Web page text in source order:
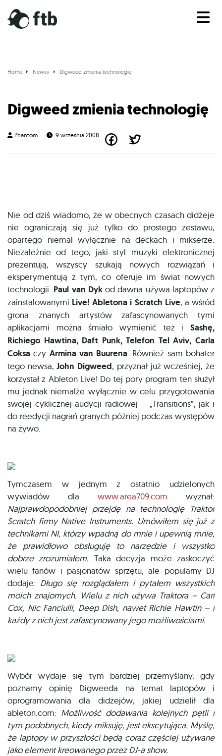
Home Newsy Digweed zmienia technologię
Digweed zmienia technologię
Phantom 9 września 2008
Nie od dziś wiadomo, że w obecnych czasach didżeje
nie ograniczają się już tylko do prostego zestawu,
opartego niemal wyłącznie na deckach i mikserze.
Niezależnie od tego, jaki styl muzyki elektronicznej
prezentują, wszyscy szukają nowych rozwiązań i
eksperymentują z tym, co oferuje im świat nowych
technologii. Paul van Dykod dawna używa laptopów z
zainstalowanymi Live! Abletona i Scratch Live, a wśród
grona znanych artystów zafascynowanych tymi
aplikacjami można śmiało wymienić też i Sashę,
Richiego Hawtina, Daft Punk, Telefon Tel Aviv, Carla
Coksa czy Armina van Buurena. Również sam bohater
tego newsa,John Digweed, przyznał już wcześniej, że
korzystał z Ableton Live! Do tej pory program ten służył
mu jednak niemalże wyłącznie w celu przygotowania
swojej cyklicznej audycji radiowej – „Transitions”, jak i
do reedycji nagrań granych później podczas występów
na żywo.
Tymczasem w jednym z ostatnio udzielonych
wywiadów dla www.area709.com wyznał:
Najprawdopodobniej przejdę na technologię Traktor
Scratch firmy Native Instruments. Umówiłem się już z
technikami NI, którzy wpadną do mnie i upewnią mnie,
że prawidłowo obsługuję to narzędzie i wszystko
dobrze zrozumiałem. Taka decyzja może zaskoczyć
wielu fanów i pasjonatów sprzętu, ale popularny DJ
dodaje: Długo się rozglądałem i pytałem wszystkich
moich znajomych. Wielu z nich używa Traktora – Carl
Cox, Nic Fanciulli, Deep Dish, nawet Richie Hawtin – i
każdy z nich jest zafascynowany jego możliwościami.
Wybór wydaje się tym bardziej przemyślany, gdy
poznamy opinię Digweeda na temat laptopów i
oprogramowania dla didżejów, jakiej udzielił dla
ableton.com: Możliwość dodawania kolejnych pętli i
tym podobnych, kiedy miksuję, jest ekscytująca. Myślę,
że laptopy w przyszłości będą coraz częściej używane
jako element kreowanego przez DJ-a show.